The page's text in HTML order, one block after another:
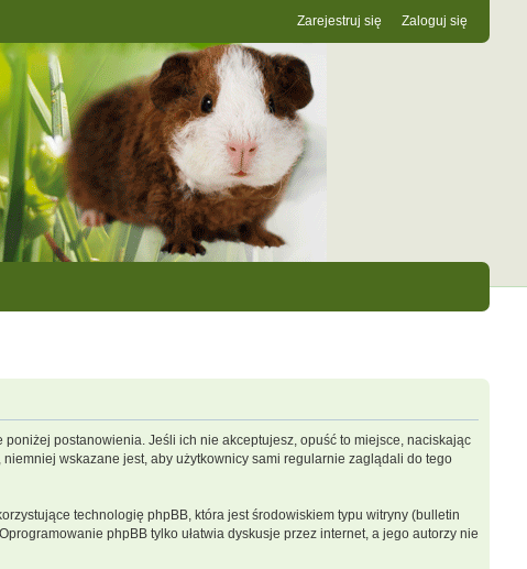
Zaloguj się
Zarejestruj się
poniżej postanowienia. Jeśli ich nie akceptujesz, opuść to miejsce, naciskając
wskazane jest, aby użytkownicy sami regularnie zaglądali do tego
technologię phpBB, która jest środowiskiem typu witryny (bulletin
phpBB tylko ułatwia dyskusje przez internet, a jego autorzy nie